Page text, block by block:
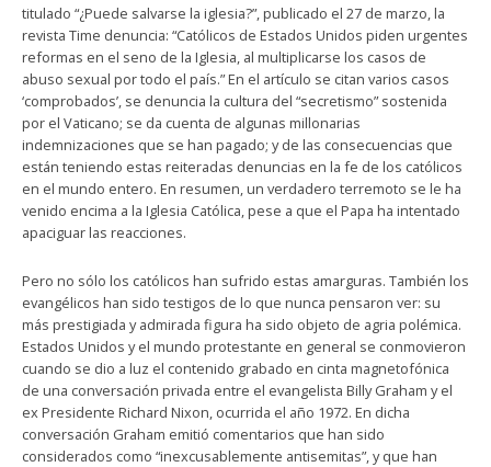
titulado “¿Puede salvarse la iglesia?”, publicado el 27 de marzo, la
revista Time denuncia: “Católicos de Estados Unidos piden urgentes
reformas en el seno de la Iglesia, al multiplicarse los casos de
abuso sexual por todo el país.” En el artículo se citan varios casos
‘comprobados’, se denuncia la cultura del “secretismo” sostenida
por el Vaticano; se da cuenta de algunas millonarias
indemnizaciones que se han pagado; y de las consecuencias que
están teniendo estas reiteradas denuncias en la fe de los católicos
en el mundo entero. En resumen, un verdadero terremoto se le ha
venido encima a la Iglesia Católica, pese a que el Papa ha intentado
apaciguar las reacciones.
Pero no sólo los católicos han sufrido estas amarguras. También los
evangélicos han sido testigos de lo que nunca pensaron ver: su
más prestigiada y admirada figura ha sido objeto de agria polémica.
Estados Unidos y el mundo protestante en general se conmovieron
cuando se dio a luz el contenido grabado en cinta magnetofónica
de una conversación privada entre el evangelista Billy Graham y el
ex Presidente Richard Nixon, ocurrida el año 1972. En dicha
conversación Graham emitió comentarios que han sido
considerados como “inexcusablemente antisemitas”, y que han